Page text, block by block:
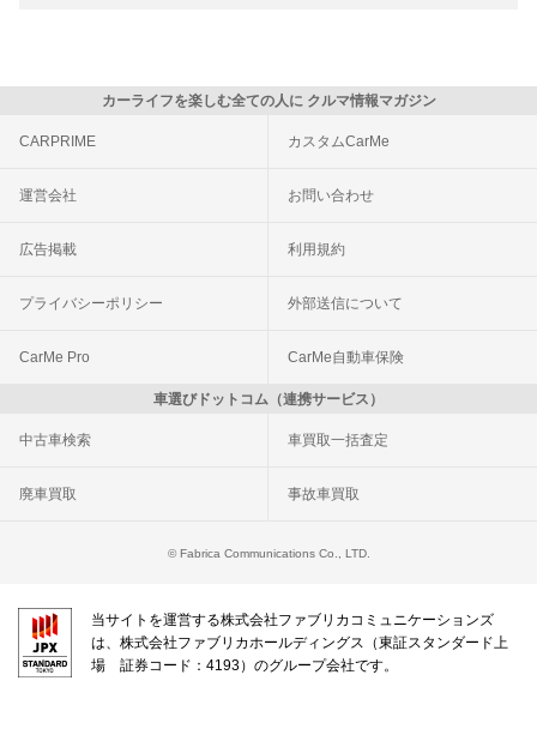
カーライフを楽しむ全ての人に クルマ情報マガジン
CARPRIME カスタムCarMe
運営会社 お問い合わせ
広告掲載 利用規約
プライバシーポリシー 外部送信について
CarMe Pro CarMe自動車保険
車選びドットコム（連携サービス）
中古車検索 車買取一括査定
廃車買取 事故車買取
© Fabrica Communications Co., LTD.
当サイトを運営する株式会社ファブリカコミュニケーションズ
は、株式会社ファブリカホールディングス（東証スタンダード上
場 証券コード：4193）のグループ会社です。